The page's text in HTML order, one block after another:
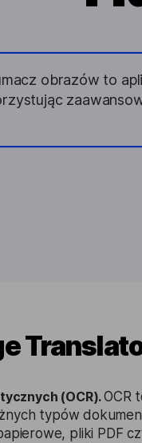
obrazów to
(OCR).OCR
typów
pliki PDF